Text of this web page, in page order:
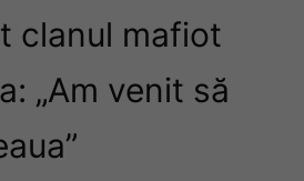
clanul mafiot
„Am venit să